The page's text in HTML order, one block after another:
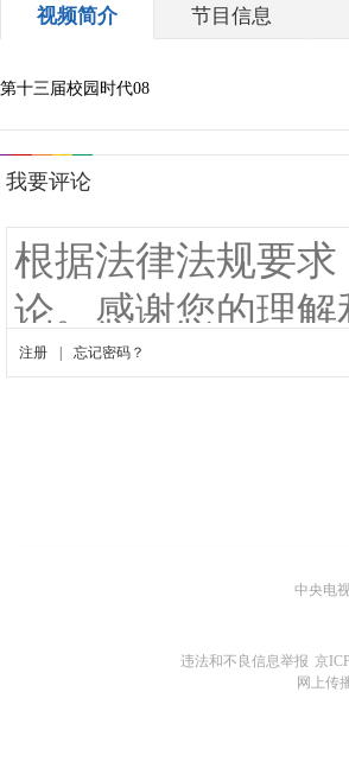
视频简介 节目信息
第十三届校园时代08
中央电
违法和不良信息举报 京
网上传